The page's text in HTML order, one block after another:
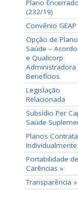
Plano Encerrado
(232/19)
Convênio GEAP
Opção de
Saúde – Acordo
e Qualicorp
Administradora
Benefícios
Legislação
Relacionada
Subsídio Per
Saúde
Planos
Portabilidade de
Carências »
Transparência »